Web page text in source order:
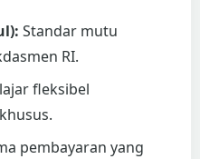
Standar mutu
RI.
fleksibel
pembayaran yang